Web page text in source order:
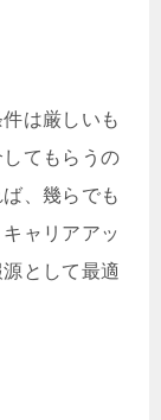
は厳しいも
てもらうの
、幾らでも
ャリアアッ
として最適